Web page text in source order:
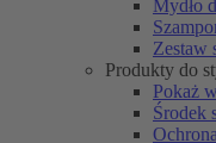
Mydło
Zestaw
Produkty do
Pokaż
Środek